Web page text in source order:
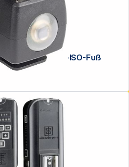
Kaiser Servo-Blitzauslöser für Standard-ISO-Fuß